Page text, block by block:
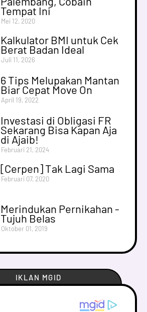
Tempat Ini
Mei 12, 2020
Kalkulator BMI untuk Cek
Berat Badan Ideal
Juli 11, 2026
6 Tips Melupakan Mantan
Biar Cepat Move On
April 19, 2022
Investasi di Obligasi FR
Sekarang Bisa Kapan Aja
di Ajaib!
Februari 21, 2024
[Cerpen] Tak Lagi Sama
Februari 07, 2020
Merindukan Pernikahan -
Tujuh Belas
Oktober 01, 2019
IKLAN MGID